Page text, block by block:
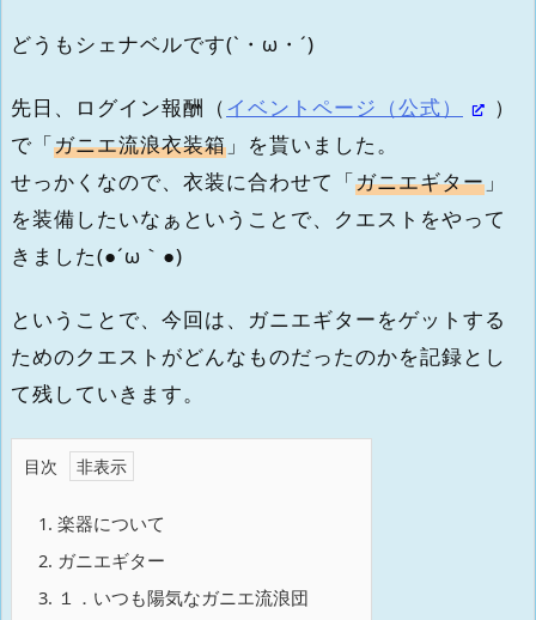
どうもシェナベルです(`・ω・´)
先日、ログイン報酬（イベントページ（公式）
）
で「ガニエ流浪衣装箱 」を貰いました。
せっかくなので、衣装に合わせて「ガニエギター 」
を装備したいなぁということで、クエストをやって
きました(●´ω｀●)
ということで、今回は、ガニエギターをゲットする
ためのクエストがどんなものだったのかを記録とし
て残していきます。
目次
1. 楽器について
2. ガニエギター
3. １．いつも陽気なガニエ流浪団